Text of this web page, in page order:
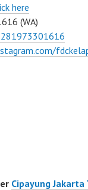
here
(WA)
Cipayung